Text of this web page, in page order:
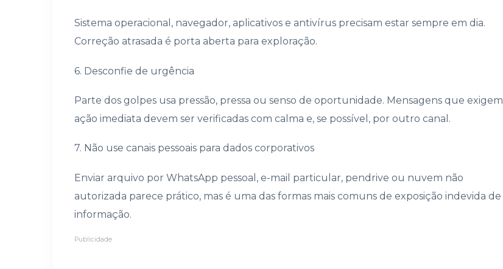
Sistema operacional, navegador, aplicativos e antivírus precisam estar sempre em dia.
Correção atrasada é porta aberta para exploração.
6. Desconfie de urgência
Parte dos golpes usa pressão, pressa ou senso de oportunidade. Mensagens que exigem
ação imediata devem ser verificadas com calma e, se possível, por outro canal.
7. Não use canais pessoais para dados corporativos
Enviar arquivo por WhatsApp pessoal, e-mail particular, pendrive ou nuvem não
autorizada parece prático, mas é uma das formas mais comuns de exposição indevida de
informação.
Publicidade